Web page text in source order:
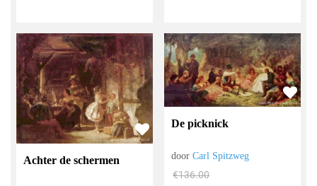
Achter de schermen
De picknick
doorCarl Spitzweg
€136.00